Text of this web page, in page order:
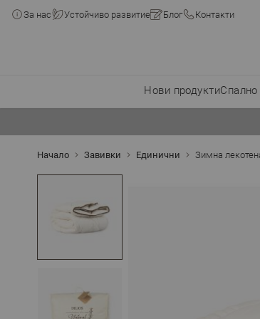
За нас Устойчиво развитие Блог Контакти
Нови продуктиСпално
Начало Завивки Единични Зимна